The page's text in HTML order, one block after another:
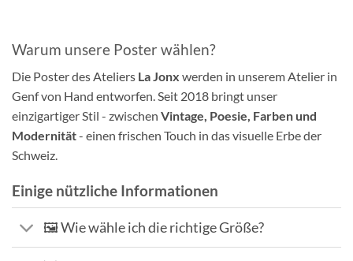
Warum unsere Poster wählen?
Die Poster des Ateliers La Jonx werden in unserem Atelier in
Genf von Hand entworfen. Seit 2018 bringt unser
einzigartiger Stil - zwischen Vintage, Poesie, Farben und
Modernität- einen frischen Touch in das visuelle Erbe der
Schweiz.
Einige nützliche Informationen
🖼️ Wie wähle ich die richtige Größe?